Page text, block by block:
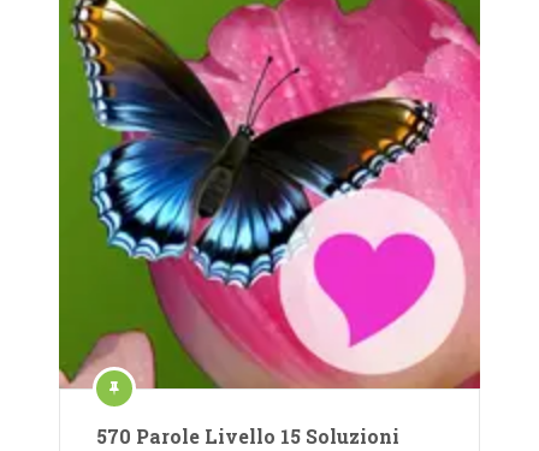
570 Parole Livello 15 Soluzioni